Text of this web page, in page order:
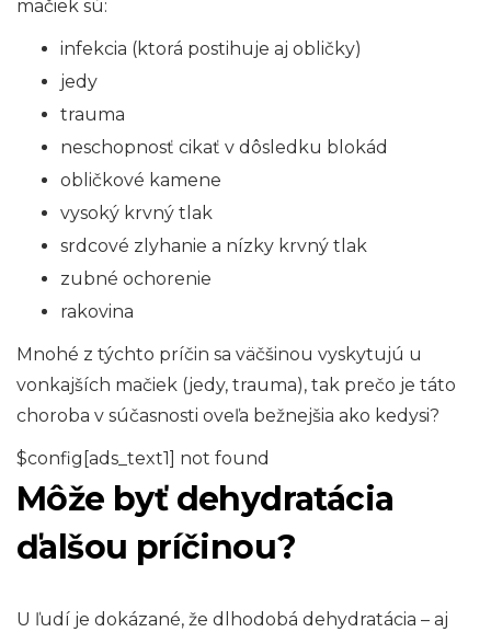
mačiek sú:
infekcia (ktorá postihuje aj obličky)
jedy
trauma
neschopnosť cikať v dôsledku blokád
obličkové kamene
vysoký krvný tlak
srdcové zlyhanie a nízky krvný tlak
zubné ochorenie
rakovina
Mnohé z týchto príčin sa väčšinou vyskytujú u
vonkajších mačiek (jedy, trauma), tak prečo je táto
choroba v súčasnosti oveľa bežnejšia ako kedysi?
$config[ads_text1] not found
Môže byť dehydratácia
ďalšou príčinou?
U ľudí je dokázané, že dlhodobá dehydratácia – aj